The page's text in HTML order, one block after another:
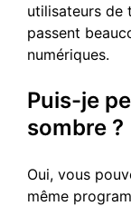
utilisateurs de
passent
numériques.
Puis-je
sombre ?
Oui, vous
même